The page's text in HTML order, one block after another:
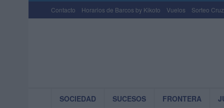
Contacto Horarios de Barcos by Kikoto Vuelos Sorteo
SOCIEDAD SUCESOS FRONTERA